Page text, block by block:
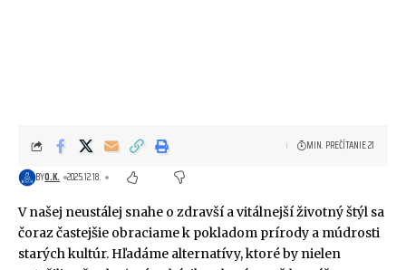
BYO.K. 2025.12.18.
MIN. PREČÍTANIE 21
V našej neustálej snahe o zdravší a vitálnejší životný štýl sa
čoraz častejšie obraciame k pokladom prírody a múdrosti
starých kultúr. Hľadáme alternatívy, ktoré by nielen